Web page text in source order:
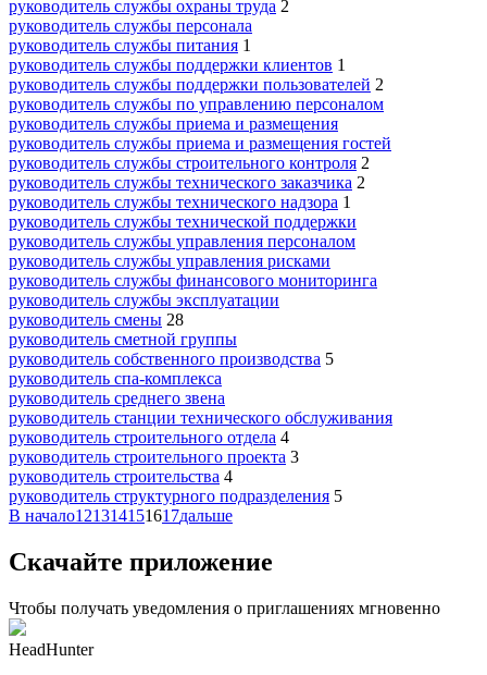
руководитель службы охраны труда 2
руководитель службы персонала
руководитель службы питания 1
руководитель службы поддержки клиентов 1
руководитель службы поддержки пользователей 2
руководитель службы по управлению персоналом
руководитель службы приема и размещения
руководитель службы приема и размещения гостей
руководитель службы строительного контроля 2
руководитель службы технического заказчика 2
руководитель службы технического надзора 1
руководитель службы технической поддержки
руководитель службы управления персоналом
руководитель службы управления рисками
руководитель службы финансового мониторинга
руководитель службы эксплуатации
руководитель смены 28
руководитель сметной группы
руководитель собственного производства 5
руководитель спа-комплекса
руководитель среднего звена
руководитель станции технического обслуживания
руководитель строительного отдела 4
руководитель строительного проекта 3
руководитель строительства 4
руководитель структурного подразделения 5
В начало121314151617дальше
Скачайте приложение
Чтобы получать уведомления о приглашениях мгновенно
HeadHunter